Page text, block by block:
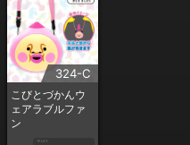
324-C
こびとづかんウ
ェアラブルファ
ン
1PLAY